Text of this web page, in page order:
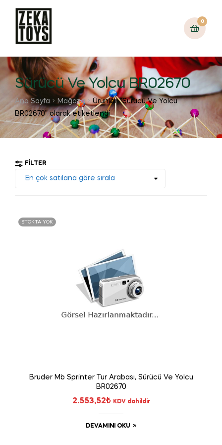
0
Sürücü Ve Yolcu BR02670
Ana Sayfa Mağaza
Ürünler “Sürücü Ve Yolcu
BR02670” olarak etiketlendi
FILTER
STOKTA YOK
Bruder Mb Sprinter Tur Arabası, Sürücü Ve Yolcu
BR02670
2.553,52₺ KDV dahildir
DEVAMINI OKU